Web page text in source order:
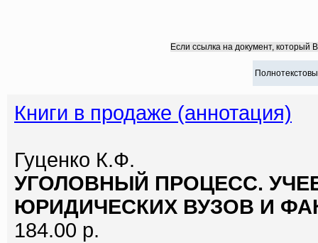
Если ссылка на документ, который
Книги в продаже (аннотация)
Гуценко К.Ф.
УГОЛОВНЫЙ ПРОЦЕСС.
ЮРИДИЧЕСКИХ ВУЗОВ И
184.00 р.